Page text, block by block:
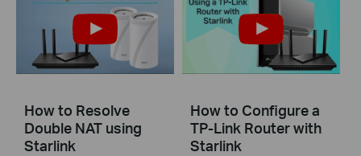
How to Resolve
Double NAT using
Starlink
How to Configure a
TP-Link Router with
Starlink